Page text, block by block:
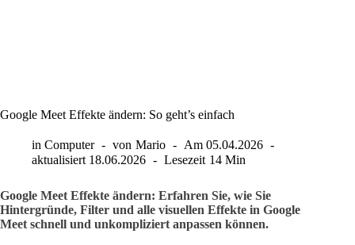
Google Meet Effekte ändern: So geht’s einfach
in Computer von Mario Am 05.04.2026
aktualisiert 18.06.2026 Lesezeit 14 Min
Google Meet Effekte ändern: Erfahren Sie, wie Sie
Hintergründe, Filter und alle visuellen Effekte in Google
Meet schnell und unkompliziert anpassen können.